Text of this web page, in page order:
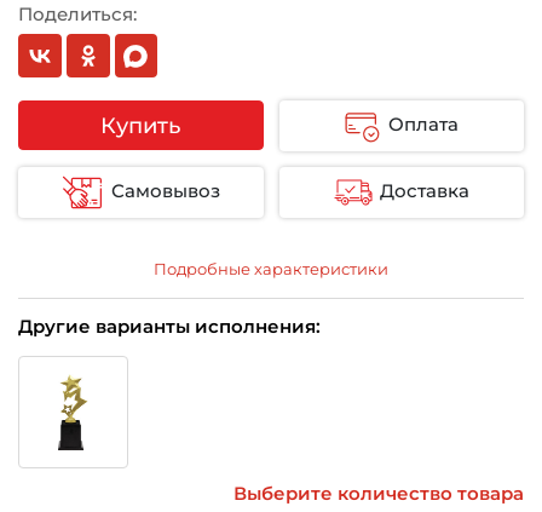
Поделиться:
Купить Оплата
Самовывоз Доставка
Подробные характеристики
Другие варианты исполнения:
Выберите количество товара